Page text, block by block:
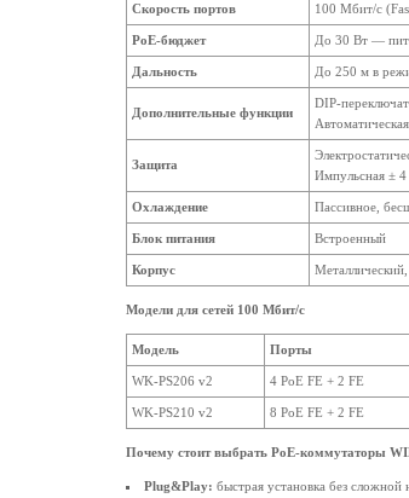
Скорость портов 100 Мбит/с
PoE-бюджет До 30 Вт —
Дальность До 250 м в
Дополнительные функции
DIP-
Защита
Импульсная ±
Охлаждение Пассивное,
Блок питания Встроенный
Корпус
Модели для сетей 100 Мбит/с
Модель Порты
WK-PS206 v2 4 PoE FE + 2 FE
WK-PS210 v2 8 PoE FE + 2 FE
Почему стоит выбрать PoE-коммутаторы
Plug&Play: быстрая установка без сложной